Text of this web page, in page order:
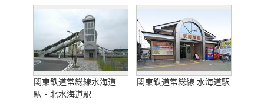
関東鉄道常総線水海道
駅・北水海道駅
関東鉄道常総線 水海道駅